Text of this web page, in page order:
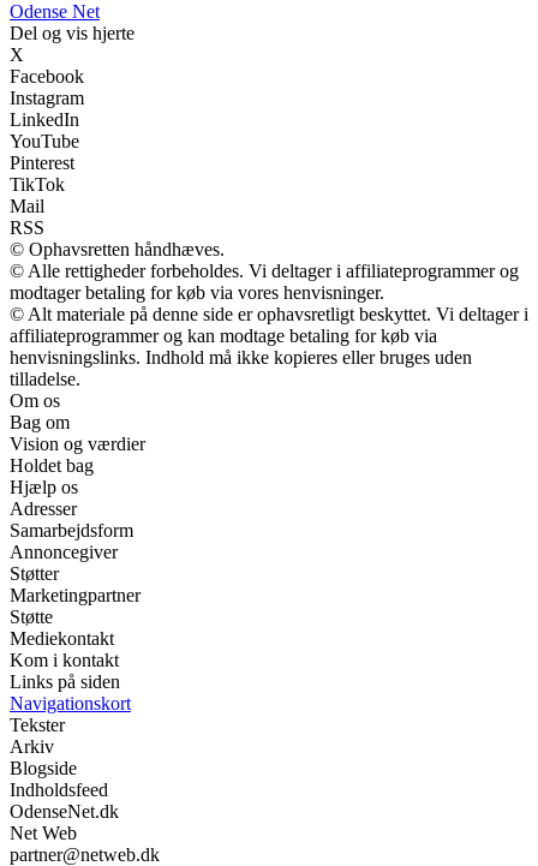
Odense Net
Del og vis hjerte
X
Facebook
Instagram
LinkedIn
YouTube
Pinterest
TikTok
Mail
RSS
© Ophavsretten håndhæves.
© Alle rettigheder forbeholdes. Vi deltager i affiliateprogrammer og
modtager betaling for køb via vores henvisninger.
© Alt materiale på denne side er ophavsretligt beskyttet. Vi deltager i
affiliateprogrammer og kan modtage betaling for køb via
henvisningslinks. Indhold må ikke kopieres eller bruges uden
tilladelse.
Om os
Bag om
Vision og værdier
Holdet bag
Hjælp os
Adresser
Samarbejdsform
Annoncegiver
Støtter
Marketingpartner
Støtte
Mediekontakt
Kom i kontakt
Links på siden
Navigationskort
Tekster
Arkiv
Blogside
Indholdsfeed
OdenseNet.dk
Net Web
partner@netweb.dk